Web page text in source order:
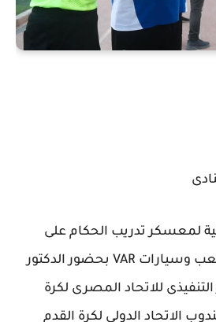
لمعسكر تدريب الحكام على
الجزء العملى فى الملعب وسيارات VAR بحضور الدكتور
للاتحاد المصرى لكرة
الاتحاد الدولي لكرة القدم